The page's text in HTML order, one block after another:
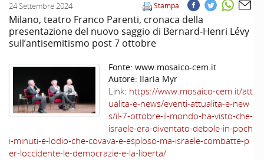
Stampa
24 Settembre 2024
Milano, teatro Franco Parenti, cronaca della
presentazione del nuovo saggio di Bernard-Henri Lévy
sull’antisemitismo post 7 ottobre
Fonte: www.mosaico-cem.it
Autore: Ilaria Myr
Link: https://www.mosaico-cem.it/att
ualita-e-news/eventi-attualita-e-new
s/il-7-ottobre-il-mondo-ha-visto-che-
israele-era-diventato-debole-in-poch
i-minuti-e-lodio-che-covava-e-esploso-ma-israele-combatte-p
er-loccidente-le-democrazie-e-la-liberta/